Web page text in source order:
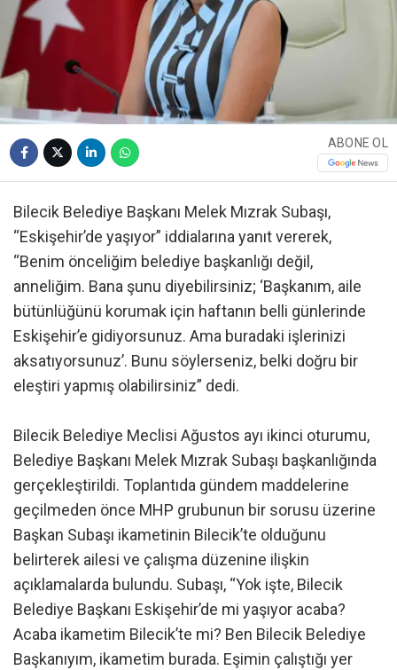
ABONE OL
Bilecik Belediye Başkanı Melek Mızrak Subaşı,
“Eskişehir’de yaşıyor” iddialarına yanıt vererek,
“Benim önceliğim belediye başkanlığı değil,
anneliğim. Bana şunu diyebilirsiniz; ‘Başkanım, aile
bütünlüğünü korumak için haftanın belli günlerinde
Eskişehir’e gidiyorsunuz. Ama buradaki işlerinizi
aksatıyorsunuz’. Bunu söylerseniz, belki doğru bir
eleştiri yapmış olabilirsiniz” dedi.
Bilecik Belediye Meclisi Ağustos ayı ikinci oturumu,
Belediye Başkanı Melek Mızrak Subaşı başkanlığında
gerçekleştirildi. Toplantıda gündem maddelerine
geçilmeden önce MHP grubunun bir sorusu üzerine
Başkan Subaşı ikametinin Bilecik’te olduğunu
belirterek ailesi ve çalışma düzenine ilişkin
açıklamalarda bulundu. Subaşı, “Yok işte, Bilecik
Belediye Başkanı Eskişehir’de mi yaşıyor acaba?
Acaba ikametim Bilecik’te mi? Ben Bilecik Belediye
Başkanıyım, ikametim burada. Eşimin çalıştığı yer